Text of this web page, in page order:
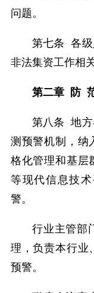
问题。
第七条 各级
非法集资工作相
第二章 防
第八条 地方
测预警机制，纳
格化管理和基层
等现代信息技
警。
行业主管部
理，负责本行业
预警。